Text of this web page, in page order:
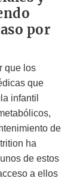
por
que los
que
infantil
de
ha
de estos
a ellos